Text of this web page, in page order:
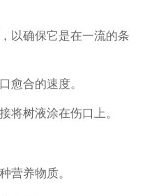
以确保它是在一流的条
愈合的速度。
将树液涂在伤口上。
营养物质。